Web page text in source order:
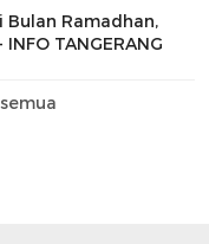
Ramadhan,
TANGERANG